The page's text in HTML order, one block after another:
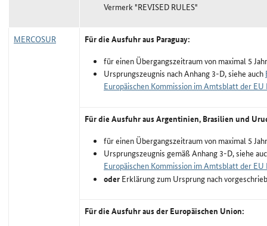
Vermerk "REVISED RULES"
MERCOSUR
Für die Ausfuhr aus Paraguay:
für einen Übergangszeitraum von maximal 5
Ursprungszeugnis nach Anhang 3-D, siehe auch
Europäischen Kommission im Amtsblatt der
Für die Ausfuhr aus Argentinien, Brasilien und
für einen Übergangszeitraum von maximal 5
Ursprungszeugnis gemäß Anhang 3-D, siehe
Europäischen Kommission im Amtsblatt der
oder Erklärung zum Ursprung nach
Für die Ausfuhr aus der Europäischen Union: